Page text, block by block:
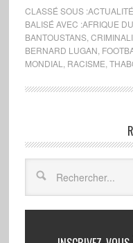
CLASSÉ SOUS :
BALISÉ AVEC :AFRIQUE
BANTOUSTANS,
BERNARD LUGAN
MONDIAL
RACISME